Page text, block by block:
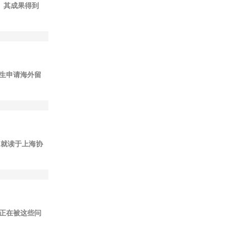
其成果得到
申请海外留
读于上海协
在被这些问